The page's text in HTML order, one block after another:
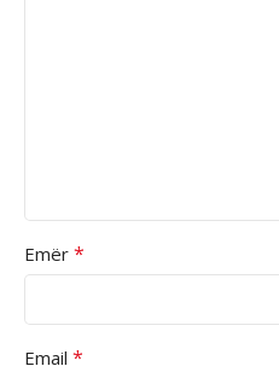
Emër *
Email *